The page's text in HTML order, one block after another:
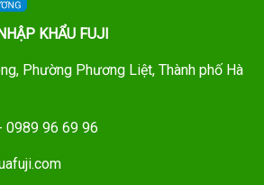
KHẨU FUJI
Phường Phương Liệt, Thành phố Hà
0989 96 69 96